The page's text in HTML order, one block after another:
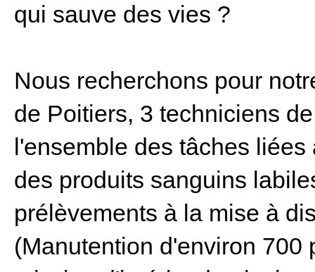
qui sauve des vies ?
Nous recherchons pour
de Poitiers, 3 techniciens
l'ensemble des tâches
des produits sanguins
prélèvements à la mise à
(Manutention d'environ 700